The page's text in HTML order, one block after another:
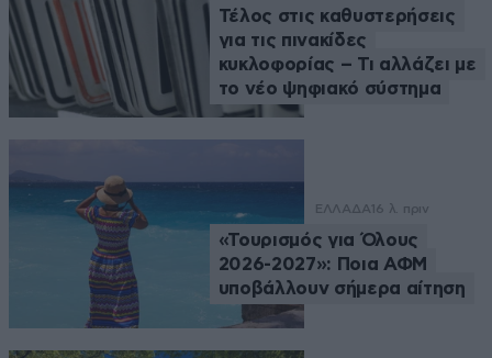
Τέλος στις καθυστερήσεις
για τις πινακίδες
κυκλοφορίας – Τι αλλάζει με
το νέο ψηφιακό σύστημα
ΕΛΛΑΔΑ 16 λ. πριν
«Τουρισμός για Όλους
2026-2027»: Ποια ΑΦΜ
υποβάλλουν σήμερα αίτηση